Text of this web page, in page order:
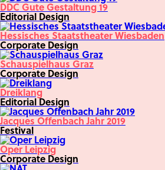
DDC Gute Gestaltung 19
Editorial Design
Hessisches Staatstheater Wiesbaden
Corporate Design
Schauspielhaus Graz
Corporate Design
Dreiklang
Editorial Design
Jacques Offenbach Jahr 2019
Festival
Oper Leipzig
Corporate Design